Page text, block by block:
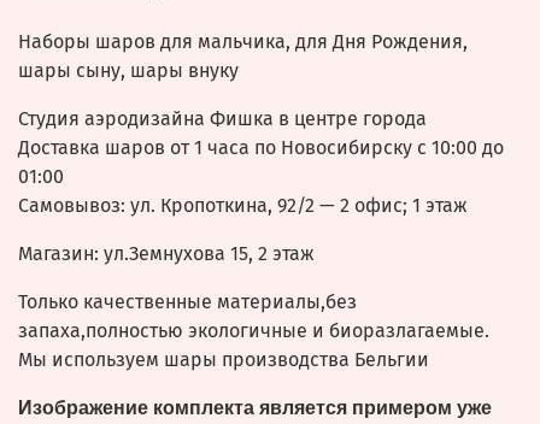
Наборы шаров для мальчика, для Дня Рождения,
шары сыну, шары внуку
Студия аэродизайна Фишка в центре города
Доставка шаров от 1 часа по Новосибирску с 10:00 до
01:00
Самовывоз: ул. Кропоткина, 92/2 — 2 офис; 1 этаж
Магазин: ул.Земнухова 15, 2 этаж
Только качественные материалы,без
запаха,полностью экологичные и биоразлагаемые.
Мы используем шары производства Бельгии
Изображение комплекта является примером уже